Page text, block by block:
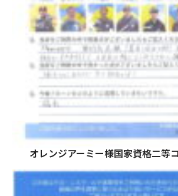
オレンジアーミー様国家資格二等